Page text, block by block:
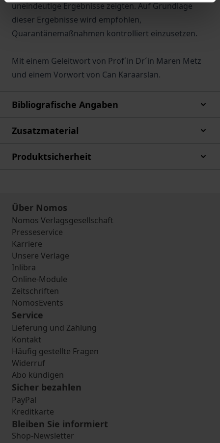
uneindeutige Ergebnisse zeigten. Auf Grundlage
dieser Ergebnisse wird empfohlen,
Quarantänemaßnahmen kontrolliert einzusetzen.
Mit einem Geleitwort von Prof´in Dr´in Maren Metz
und einem Vorwort von Can Karaarslan.
Bibliografische Angaben
Zusatzmaterial
Produktsicherheit
Über Nomos
Nomos Verlagsgesellschaft
Presseservice
Karriere
Unsere Verlage
Inlibra
Online-Module
Zeitschriften
NomosEvents
Service
Lieferung und Zahlung
Kontakt
Häufig gestellte Fragen
Widerruf
Abo kündigen
Sicher bezahlen
PayPal
Kreditkarte
Bleiben Sie informiert
Shop-Newsletter